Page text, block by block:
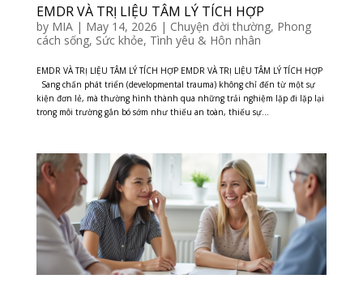
EMDR VÀ TRỊ LIỆU TÂM LÝ TÍCH HỢP
by MIA| May 14, 2026 | Chuyện đời thường, Phong
cách sống, Sức khỏe, Tình yêu & Hôn nhân
EMDR VÀ TRỊ LIỆU TÂM LÝ TÍCH HỢP EMDR VÀ TRỊ LIỆU TÂM LÝ TÍCH HỢP
Sang chấn phát triển (developmental trauma) không chỉ đến từ một sự
kiện đơn lẻ, mà thường hình thành qua những trải nghiệm lặp đi lặp lại
trong môi trường gắn bó sớm như thiếu an toàn, thiếu sự...